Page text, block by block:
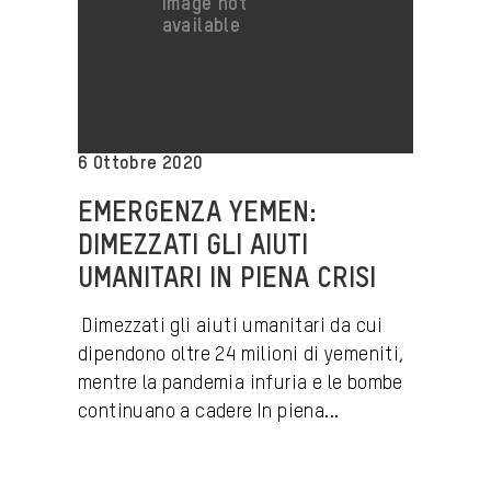
6 Ottobre 2020
EMERGENZA YEMEN:
DIMEZZATI GLI AIUTI
UMANITARI IN PIENA CRISI
Dimezzati gli aiuti umanitari da cui
dipendono oltre 24 milioni di yemeniti,
mentre la pandemia infuria e le bombe
continuano a cadere In piena...